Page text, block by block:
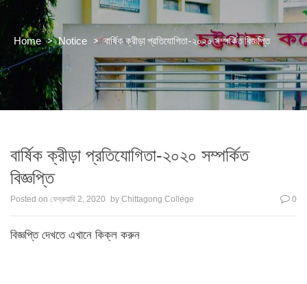
Home > Notice > বার্ষিক ক্রীড়া প্রতিযোগিতা-২০২০ সম্পর্কিত বিজ্ঞপ্তি
বার্ষিক ক্রীড়া প্রতিযোগিতা-২০২০ সম্পর্কিত
বিজ্ঞপ্তি
Posted on ফেব্রুয়ারি 2, 2020 by Chittagong College 0
বিজ্ঞপ্তি দেখতে এখানে কিক্ল করুন